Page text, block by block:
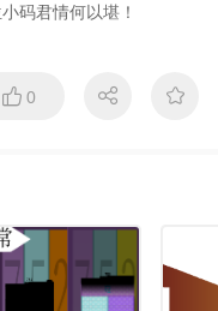
码君情何以堪！
0